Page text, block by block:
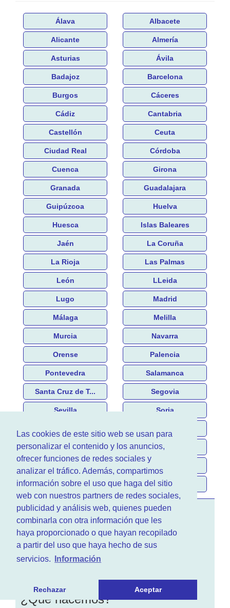
Las cookies de este sitio web se usan para
personalizar el contenido y los anuncios,
ofrecer funciones de redes sociales y
analizar el tráfico. Además, compartimos
información sobre el uso que haga del sitio
web con nuestros partners de redes sociales,
publicidad y análisis web, quienes pueden
combinarla con otra información que les
haya proporcionado o que hayan recopilado
a partir del uso que haya hecho de sus
servicios.
Información
Rechazar Aceptar
Álava Albacete
Alicante Almería
Asturias Ávila
Badajoz Barcelona
Burgos Cáceres
Cádiz Cantabria
Castellón Ceuta
Ciudad Real Córdoba
Cuenca Girona
Granada Guadalajara
Guipúzcoa Huelva
Huesca Islas Baleares
Jaén La Coruña
La Rioja Las Palmas
León LLeida
Lugo Madrid
Málaga Melilla
Murcia Navarra
Orense Palencia
Pontevedra Salamanca
Santa Cruz de T... Segovia
Sevilla Soria
Toledo Valencia
Valladolid
Zamora Zaragoza
¿Que hacemos?